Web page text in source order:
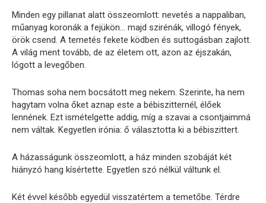
Minden egy pillanat alatt összeomlott: nevetés a nappaliban,
műanyag koronák a fejükön… majd szirénák, villogó fények,
örök csend. A temetés fekete ködben és suttogásban zajlott.
A világ ment tovább, de az életem ott, azon az éjszakán,
lógott a levegőben.
Thomas soha nem bocsátott meg nekem. Szerinte, ha nem
hagytam volna őket aznap este a bébiszitternél, élőek
lennének. Ezt ismételgette addig, míg a szavai a csontjaimmá
nem váltak. Kegyetlen irónia: ő választotta ki a bébiszittert.
A házasságunk összeomlott, a ház minden szobáját két
hiányzó hang kísértette. Egyetlen szó nélkül váltunk el.
Két évvel később egyedül visszatértem a temetőbe. Térdre